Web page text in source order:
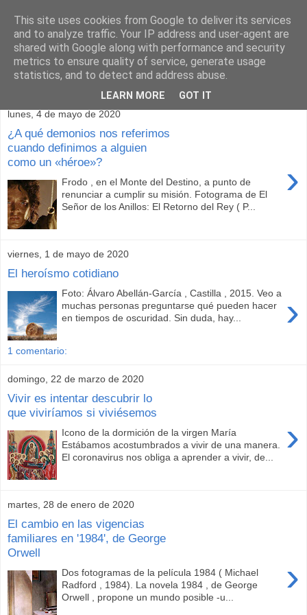
lunes, 4 de mayo de 2020
¿A qué demonios nos referimos
cuando definimos a alguien
como un «héroe»?
›
Frodo , en el Monte del Destino, a punto de
renunciar a cumplir su misión. Fotograma de El
Señor de los Anillos: El Retorno del Rey ( P...
viernes, 1 de mayo de 2020
El heroísmo cotidiano
›
Foto: Álvaro Abellán-García , Castilla , 2015. Veo a
muchas personas preguntarse qué pueden hacer
en tiempos de oscuridad. Sin duda, hay...
1 comentario:
domingo, 22 de marzo de 2020
Vivir es intentar descubrir lo
que viviríamos si viviésemos
›
Icono de la dormición de la virgen María
Estábamos acostumbrados a vivir de una manera.
El coronavirus nos obliga a aprender a vivir, de...
martes, 28 de enero de 2020
El cambio en las vigencias
familiares en '1984', de George
Orwell
›
Dos fotogramas de la película 1984 ( Michael
Radford , 1984). La novela 1984 , de George
Orwell , propone un mundo posible -u...
This site uses cookies from Google to deliver its services
and to analyze traffic. Your IP address and user-agent are
shared with Google along with performance and security
metrics to ensure quality of service, generate usage
statistics, and to detect and address abuse.
LEARN MORE GOT IT